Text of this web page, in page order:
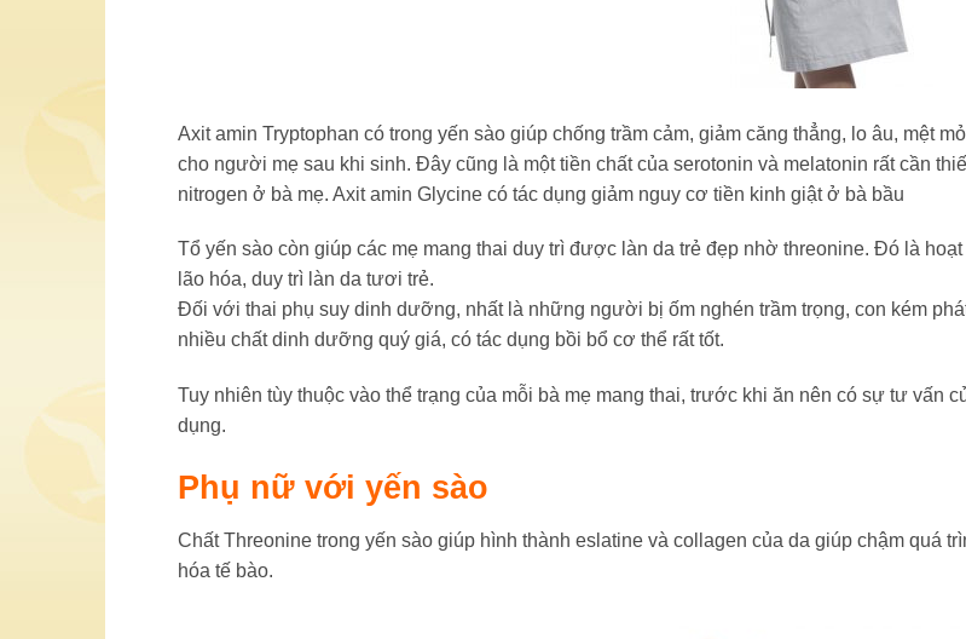
Axit amin Tryptophan có trong yến sào giúp chống trầm cảm, giảm căng thẳng, lo âu, mệt
cho người mẹ sau khi sinh. Ðây cũng là một tiền chất của serotonin và melatonin rất cần
nitrogen ở bà mẹ. Axit amin Glycine có tác dụng giảm nguy cơ tiền kinh giật ở bà bầu
Tổ yến sào còn giúp các mẹ mang thai duy trì được làn da trẻ đẹp nhờ threonine. Ðó là
lão hóa, duy trì làn da tươi trẻ.
Ðối với thai phụ suy dinh dưỡng, nhất là những người bị ốm nghén trầm trọng, con kém
nhiều chất dinh dưỡng quý giá, có tác dụng bồi bổ cơ thể rất tốt.
Tuy nhiên tùy thuộc vào thể trạng của mỗi bà mẹ mang thai, trước khi ăn nên có sự tư vấn
dụng.
Phụ nữ với yến sào
Chất Threonine trong yến sào giúp hình thành eslatine và collagen của da giúp chậm quá
hóa tế bào.